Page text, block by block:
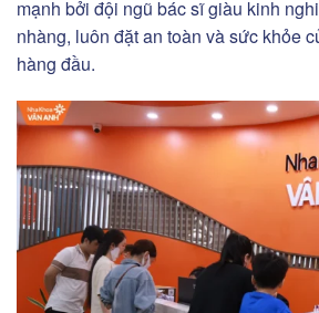
mạnh bởi đội ngũ bác sĩ giàu kinh
nhàng, luôn đặt an toàn và sức khỏe
hàng đầu.